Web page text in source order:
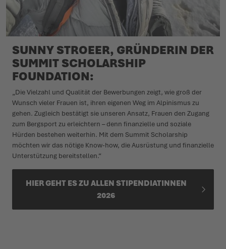
SUNNY STROEER, GRÜNDERIN DER
SUMMIT SCHOLARSHIP
FOUNDATION:
„Die Vielzahl und Qualität der Bewerbungen zeigt, wie groß der
Wunsch vieler Frauen ist, ihren eigenen Weg im Alpinismus zu
gehen. Zugleich bestätigt sie unseren Ansatz, Frauen den Zugang
zum Bergsport zu erleichtern – denn finanzielle und soziale
Hürden bestehen weiterhin. Mit dem Summit Scholarship
möchten wir das nötige Know-how, die Ausrüstung und finanzielle
Unterstützung bereitstellen.“
HIER GEHT ES ZU ALLEN STIPENDIATINNEN
2026